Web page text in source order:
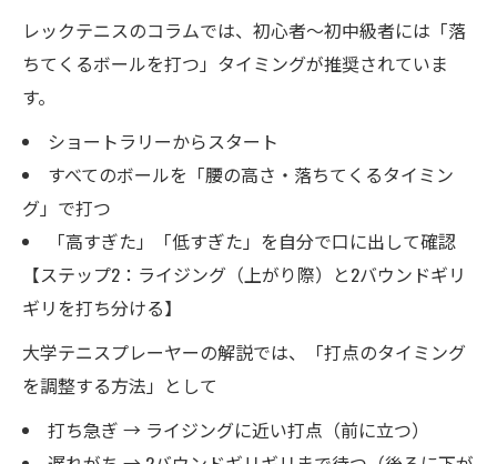
レックテニスのコラムでは、初心者〜初中級者には「落
ちてくるボールを打つ」タイミングが推奨されていま
す。
ショートラリーからスタート
すべてのボールを「腰の高さ・落ちてくるタイミン
グ」で打つ
「高すぎた」「低すぎた」を自分で口に出して確認
【ステップ2：ライジング（上がり際）と2バウンドギリ
ギリを打ち分ける】
大学テニスプレーヤーの解説では、「打点のタイミング
を調整する方法」として
打ち急ぎ → ライジングに近い打点（前に立つ）